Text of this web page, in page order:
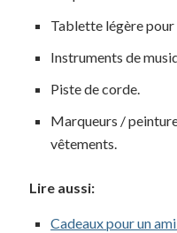
Tablette légère pour
Instruments de
Piste de corde.
Marqueurs /
vêtements.
Lire aussi:
Cadeaux pour un